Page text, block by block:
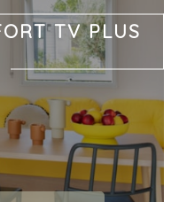
TV PLUS